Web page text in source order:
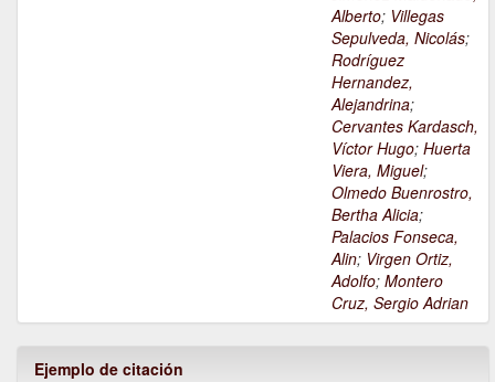
Alberto; Villegas
Sepulveda, Nicolás;
Rodríguez
Hernandez,
Alejandrina;
Cervantes Kardasch,
Víctor Hugo; Huerta
Viera, Miguel;
Olmedo Buenrostro,
Bertha Alicia;
Palacios Fonseca,
Alin; Virgen Ortiz,
Adolfo; Montero
Cruz, Sergio Adrian
Ejemplo de citación